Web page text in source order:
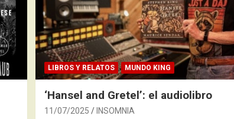
LIBROS Y RELATOS MUNDO KING
‘Hansel and Gretel’: el audiolibro
11/07/2025 INSOMNIA